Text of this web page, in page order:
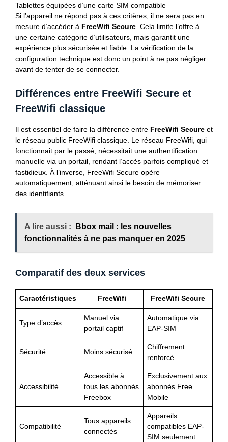
Tablettes équipées d’une carte SIM compatible
Si l’appareil ne répond pas à ces critères, il ne sera pas en
mesure d’accéder à FreeWifi Secure . Cela limite l’offre à
une certaine catégorie d’utilisateurs, mais garantit une
expérience plus sécurisée et fiable. La vérification de la
configuration technique est donc un point à ne pas négliger
avant de tenter de se connecter.
Différences entre FreeWifi Secure et
FreeWifi classique
Il est essentiel de faire la différence entre FreeWifi Secure et
le réseau public FreeWifi classique. Le réseau FreeWifi, qui
fonctionnait par le passé, nécessitait une authentification
manuelle via un portail, rendant l’accès parfois compliqué et
fastidieux. À l’inverse, FreeWifi Secure opère
automatiquement, atténuant ainsi le besoin de mémoriser
des identifiants.
A lire aussi :
Bbox mail : les nouvelles
fonctionnalités à ne pas manquer en 2025
Comparatif des deux services
Caractéristiques FreeWifi FreeWifi Secure
Type d’accès
Manuel via
portail captif
Automatique via
EAP-SIM
Sécurité Moins sécurisé
Chiffrement
renforcé
Accessibilité
Accessible à
tous les abonnés
Freebox
Exclusivement aux
abonnés Free
Mobile
Compatibilité
Tous appareils
connectés
Appareils
compatibles EAP-
SIM seulement